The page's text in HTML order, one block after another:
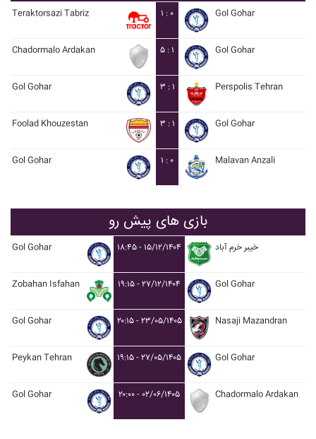
Teraktorsazi Tabriz ۱ : ۰ Gol Gohar
Chadormalo Ardakan ۵ : ۱ Gol Gohar
Gol Gohar ۳ : ۱ Perspolis Tehran
Foolad Khouzestan ۳ : ۱ Gol Gohar
Gol Gohar ۱ : ۰ Malavan Anzali
بازی های پیش رو
Gol Gohar ۱۸:۴۵ - ۱۵/۱۲/۱۴۰۴ خيبر خرم آباد
Zobahan Isfahan ۱۹:۱۵ - ۲۷/۱۲/۱۴۰۴ Gol Gohar
Gol Gohar ۲۰:۱۵ - ۲۳/۰۵/۱۴۰۵ Nasaji Mazandran
Peykan Tehran ۱۹:۱۵ - ۲۷/۰۵/۱۴۰۵ Gol Gohar
Gol Gohar ۲۰:۰۰ - ۰۲/۰۶/۱۴۰۵ Chadormalo Ardakan